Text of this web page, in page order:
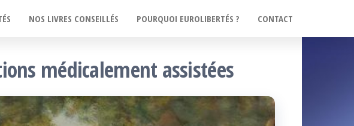
NOS LIVRES CONSEILLÉS POURQUOI EUROLIBERTÉS ? CONTACT
médicalement assistées